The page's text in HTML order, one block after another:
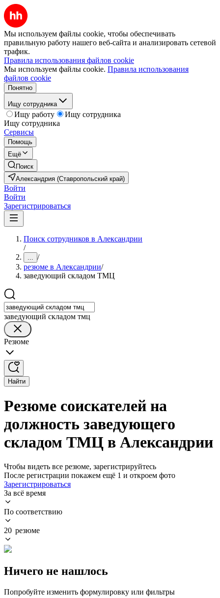
Мы используем файлы cookie, чтобы обеспечивать
правильную работу нашего веб-сайта и анализировать сетевой
трафик.
Правила использования файлов cookie
Мы используем файлы cookie. Правила использования
файлов cookie
Понятно
Ищу сотрудника
Ищу работу
Ищу сотрудника
Ищу сотрудника
Сервисы
Помощь
Ещё
Поиск
Александрия (Ставропольский край)
Войти
Войти
Зарегистрироваться
Поиск сотрудников в Александрии
/
... /
резюме в Александрии/
заведующий складом ТМЦ
заведующий складом тмц
Резюме
Найти
Резюме соискателей на
должность заведующего
складом ТМЦ в Александрии
Чтобы видеть все резюме, зарегистрируйтесь
После регистрации покажем ещё 1 и откроем фото
Зарегистрироваться
За всё время
По соответствию
20 резюме
Ничего не нашлось
Попробуйте изменить формулировку или фильтры